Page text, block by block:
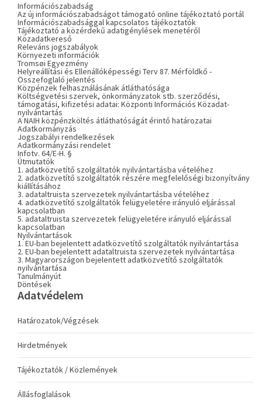
Információszabadság
Az új információszabadságot támogató online tájékoztató portál
Információszabadsággal kapcsolatos tájékoztatók
Tájékoztató a közérdekű adatigénylések menetéről
Közadatkereső
Releváns jogszabályok
Környezeti információk
Tromsøi Egyezmény
Helyreállítási és Ellenállóképességi Terv 87. Mérföldkő -
Összefoglaló jelentés
Közpénzek felhasználásának átláthatósága
Költségvetési szervek, önkormányzatok stb. szerződési,
támogatási, kifizetési adatai: Központi Információs Közadat-
nyilvántartás
A NAIH közpénzköltés átláthatóságát érintő határozatai
Adatkormányzás
Jogszabályi rendelkezések
Adatkormányzási rendelet
Infotv. 64/E-H. §
Útmutatók
1. adatközvetítő szolgáltatók nyilvántartásba vételéhez
2. adatközvetítő szolgáltatók részére megfelelőségi bizonyítvány
kiállításához
3. adataltruista szervezetek nyilvántartásba vételéhez
4. adatközvetítő szolgáltatók felügyeletére irányuló eljárással
kapcsolatban
5. adataltruista szervezetek felügyeletére irányuló eljárással
kapcsolatban
Nyilvántartások
1. EU-ban bejelentett adatközvetítő szolgáltatók nyilvántartása
2. EU-ban bejelentett adataltruista szervezetek nyilvántartása
3. Magyarországon bejelentett adatközvetítő szolgáltatók
nyilvántartása
Tanulmányút
Döntések
Adatvédelem
Határozatok/Végzések
Hirdetmények
Tájékoztatók / Közlemények
Állásfoglalások